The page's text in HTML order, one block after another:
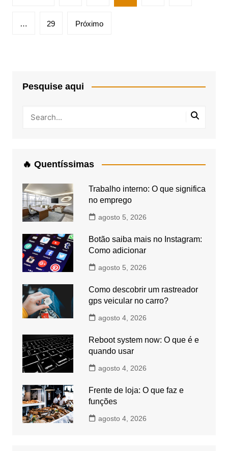
posts
… 29 Próximo
Pesquise aqui
🔥 Quentíssimas
Trabalho interno: O que significa
no emprego
agosto 5, 2026
Botão saiba mais no Instagram:
Como adicionar
agosto 5, 2026
Como descobrir um rastreador
gps veicular no carro?
agosto 4, 2026
Reboot system now: O que é e
quando usar
agosto 4, 2026
Frente de loja: O que faz e
funções
agosto 4, 2026